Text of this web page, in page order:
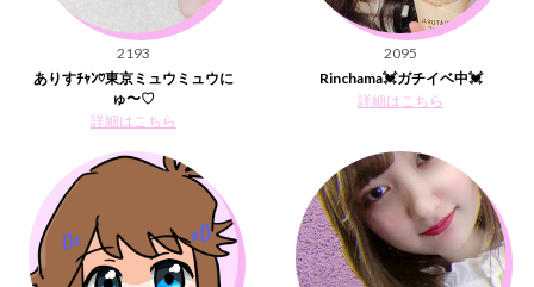
2193
ありすﾁｬﾝ♡東京ミュウミュウに
ゅ〜♡
詳細はこちら
2095
Rinchama💓ガチイベ中💓
詳細はこちら